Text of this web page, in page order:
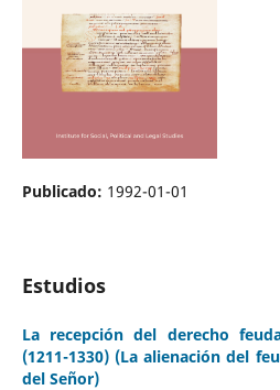
Publicado: 1992-01-01
Estudios
La recepción del derecho
(1211-1330) (La alienación del
del Señor)